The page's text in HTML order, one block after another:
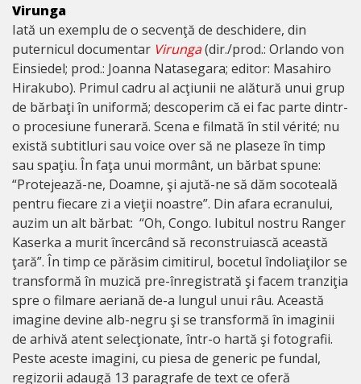
Virunga
Iată un exemplu de o secvenţă de deschidere, din
puternicul documentar Virunga(dir./prod.: Orlando von
Einsiedel; prod.: Joanna Natasegara; editor: Masahiro
Hirakubo). Primul cadru al acţiunii ne alătură unui grup
de bărbaţi în uniformă; descoperim că ei fac parte dintr-
o procesiune funerară. Scena e filmată în stil vérité; nu
există subtitluri sau voice over să ne plaseze în timp
sau spaţiu. În faţa unui mormânt, un bărbat spune:
“Protejează-ne, Doamne, şi ajută-ne să dăm socoteală
pentru fiecare zi a vieţii noastre”. Din afara ecranului,
auzim un alt bărbat: “Oh, Congo. Iubitul nostru Ranger
Kaserka a murit încercând să reconstruiască această
ţară”. În timp ce părăsim cimitirul, bocetul îndoliaţilor se
transformă în muzică pre-înregistrată şi facem tranziţia
spre o filmare aeriană de-a lungul unui râu. Această
imagine devine alb-negru şi se transformă în imaginii
de arhivă atent selecţionate, într-o hartă şi fotografii.
Peste aceste imagini, cu piesa de generic pe fundal,
regizorii adaugă 13 paragrafe de text ce oferă